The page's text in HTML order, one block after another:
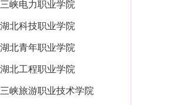
三峡电力职业学院
湖北科技职业学院
湖北青年职业学院
湖北工程职业学院
三峡旅游职业技术学院